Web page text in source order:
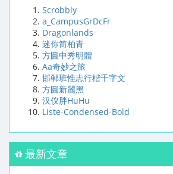
Scrobbly
a_CampusGrDcFr
Dragonlands
迷你简柏青
方圓中秀明體
Aa奇妙之旅
邯郸班惟志行楷千字文
方圓新麗黑
汉仪胖HuHu
Liste-Condensed-Bold
最新文章